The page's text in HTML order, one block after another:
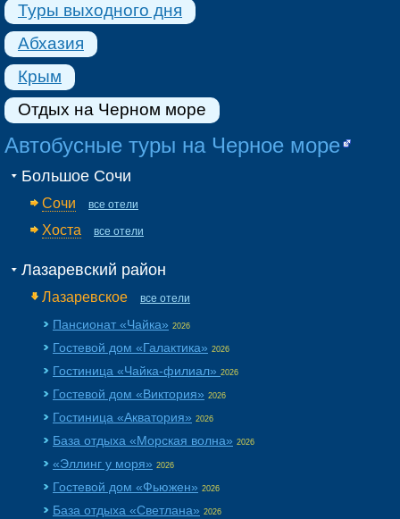
Туры выходного дня
Абхазия
Крым
Отдых на Черном море
Автобусные туры на Черное море
Большое Сочи
Сочи все отели
Хоста все отели
Лазаревский район
Лазаревское все отели
Пансионат «Чайка» 2026
Гостевой дом «Галактика» 2026
Гостиница «Чайка-филиал» 2026
Гостевой дом «Виктория» 2026
Гостиница «Акватория» 2026
База отдыха «Морская волна» 2026
«Эллинг у моря» 2026
Гостевой дом «Фьюжен» 2026
База отдыха «Светлана» 2026